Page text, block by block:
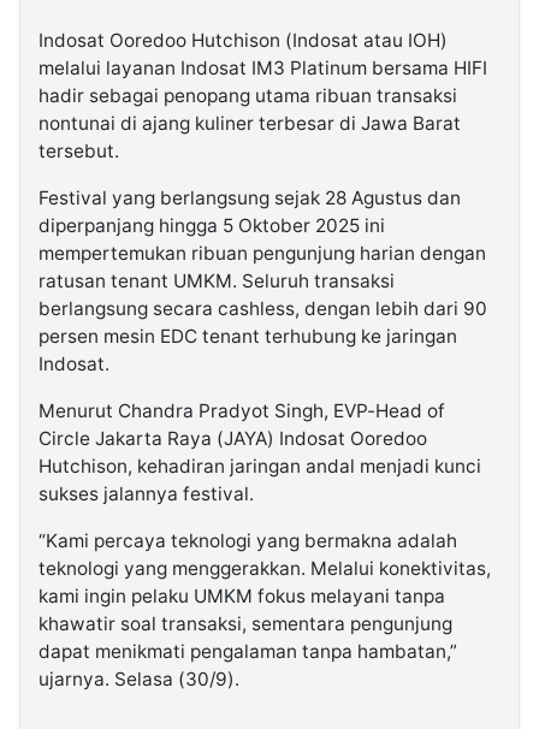
Indosat Ooredoo Hutchison (Indosat atau IOH)
melalui layanan Indosat IM3 Platinum bersama HIFI
hadir sebagai penopang utama ribuan transaksi
nontunai di ajang kuliner terbesar di Jawa Barat
tersebut.
Festival yang berlangsung sejak 28 Agustus dan
diperpanjang hingga 5 Oktober 2025 ini
mempertemukan ribuan pengunjung harian dengan
ratusan tenant UMKM. Seluruh transaksi
berlangsung secara cashless, dengan lebih dari 90
persen mesin EDC tenant terhubung ke jaringan
Indosat.
Menurut Chandra Pradyot Singh, EVP-Head of
Circle Jakarta Raya (JAYA) Indosat Ooredoo
Hutchison, kehadiran jaringan andal menjadi kunci
sukses jalannya festival.
“Kami percaya teknologi yang bermakna adalah
teknologi yang menggerakkan. Melalui konektivitas,
kami ingin pelaku UMKM fokus melayani tanpa
khawatir soal transaksi, sementara pengunjung
dapat menikmati pengalaman tanpa hambatan,”
ujarnya. Selasa (30/9).